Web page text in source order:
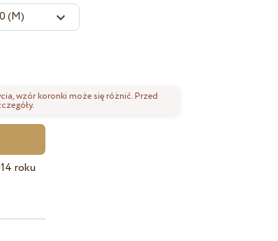
wzór koronki może się różnić. Przed
roku